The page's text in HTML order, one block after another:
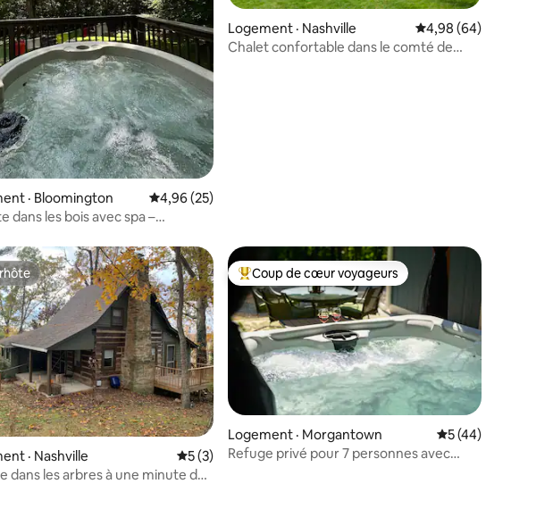
sur 5, 98 commentaires
· Bloomington Note moyenne de 4,96 sur 5, 25 commentaires
4,96 (25)
dans les bois avec spa –
Logement · Nashville Note moyenne de
4,98 (64)
Chalet confortable dans le comté de
· Nashville Note moyenne de 5 sur 5, 3 commentaires
5 (3)
dans les arbres à une minute de
Coup de cœur voyageurs parmi les plus aimés
Coup de cœur voyageurs
Logement · Morgantown Note moyenne de
5 (44)
Refuge privé pour 7 personnes avec